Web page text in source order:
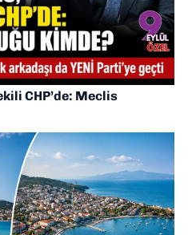
CHP’de: Meclis